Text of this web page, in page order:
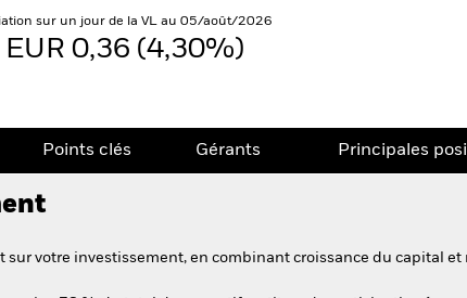
sur un jour de la VL au 05/août/2026
EUR 0,36 (4,30%)
Points clés Gérants Principales
sur votre investissement, en combinant croissance du capital